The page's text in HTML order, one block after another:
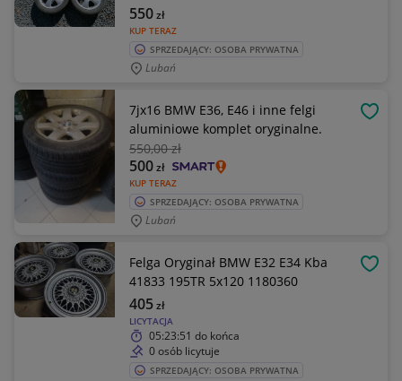
KUP TERAZ
550zł
SPRZEDAJĄCY: OSOBA PRYWATNA
Lubań
7jx16 BMW E36, E46 i inne felgi
aluminiowe komplet oryginalne.
550,00 zł
KUP TERAZ
500zł
SPRZEDAJĄCY: OSOBA PRYWATNA
Lubań
Felga Oryginał BMW E32 E34 Kba
41833 195TR 5x120 1180360
LICYTACJA
405zł
05:23:51 do końca
0 osób licytuje
SPRZEDAJĄCY: OSOBA PRYWATNA